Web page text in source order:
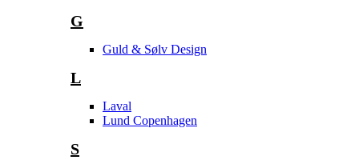
G
Guld & Sølv Design
L
Laval
Lund Copenhagen
S